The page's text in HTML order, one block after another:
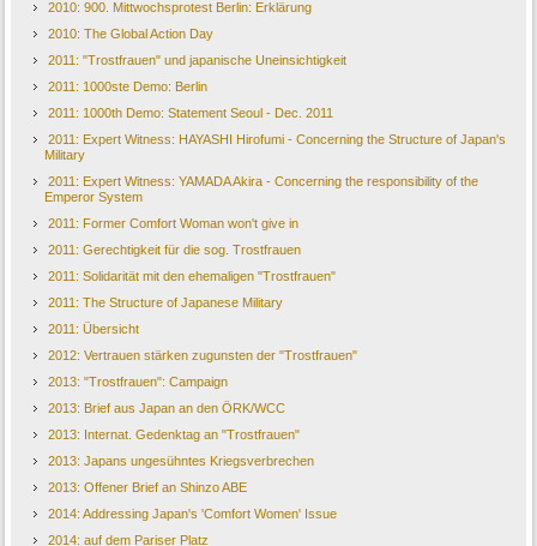
2010: 900. Mittwochsprotest Berlin: Erklärung
2010: The Global Action Day
2011: "Trostfrauen" und japanische Uneinsichtigkeit
2011: 1000ste Demo: Berlin
2011: 1000th Demo: Statement Seoul - Dec. 2011
2011: Expert Witness: HAYASHI Hirofumi - Concerning the Structure of Japan's
Military
2011: Expert Witness: YAMADA Akira - Concerning the responsibility of the
Emperor System
2011: Former Comfort Woman won't give in
2011: Gerechtigkeit für die sog. Trostfrauen
2011: Solidarität mit den ehemaligen "Trostfrauen"
2011: The Structure of Japanese Military
2011: Übersicht
2012: Vertrauen stärken zugunsten der "Trostfrauen"
2013: "Trostfrauen": Campaign
2013: Brief aus Japan an den ÖRK/WCC
2013: Internat. Gedenktag an "Trostfrauen"
2013: Japans ungesühntes Kriegsverbrechen
2013: Offener Brief an Shinzo ABE
2014: Addressing Japan's 'Comfort Women' Issue
2014: auf dem Pariser Platz